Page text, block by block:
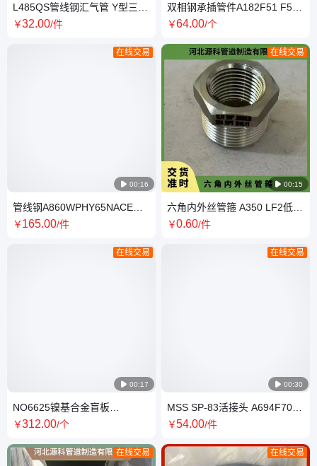
L485QS管线钢汇气管 Y型三通
开孔热煨弯管焊接法兰 酸性抗
￥32.00/件
 00:16
在线交易
管线钢A860WPHY65NACE抗
硫三通 X65钢管 管件保证硬度
￥165.00/件
 00:17
在线交易
NO6625镍基合金盲板
A182F51对焊法兰大口径锻件
￥312.00/个
在线交易
双相钢承插管件A182F51 F53
法兰对焊支管台 管箍 MSS SP-
￥64.00/个
 00:15
在线交易
六角内外丝管箍 A350 LF2低温
锻件 NPT螺纹活接头ASME
￥0.60/件
 00:30
在线交易
MSS SP-83活接头 A694F70承
插焊支管台 由任 外丝异径管标
￥54.00/件
在线交易